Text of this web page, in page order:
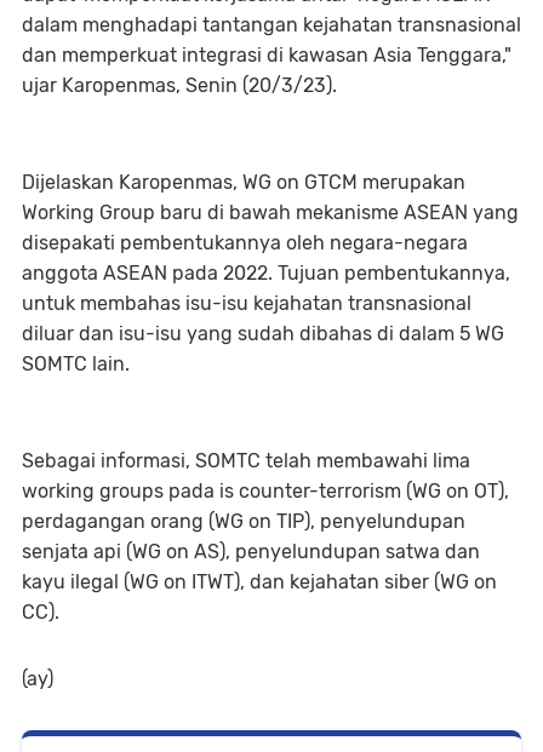
dalam menghadapi tantangan kejahatan transnasional
dan memperkuat integrasi di kawasan Asia Tenggara,"
ujar Karopenmas, Senin (20/3/23).
Dijelaskan Karopenmas, WG on GTCM merupakan
Working Group baru di bawah mekanisme ASEAN yang
disepakati pembentukannya oleh negara-negara
anggota ASEAN pada 2022. Tujuan pembentukannya,
untuk membahas isu-isu kejahatan transnasional
diluar dan isu-isu yang sudah dibahas di dalam 5 WG
SOMTC lain.
Sebagai informasi, SOMTC telah membawahi lima
working groups pada is counter-terrorism (WG on OT),
perdagangan orang (WG on TIP), penyelundupan
senjata api (WG on AS), penyelundupan satwa dan
kayu ilegal (WG on ITWT), dan kejahatan siber (WG on
CC).
(ay)